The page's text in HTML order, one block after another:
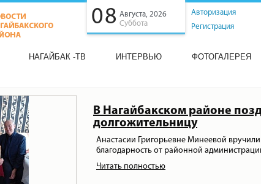
08 Августа, 2026
Суббота
Авторизация
Регистрация
НАГАЙБАК -ТВ ИНТЕРВЬЮ ФОТОГАЛЕРЕЯ
В Нагайбакском районе
долгожительницу
Анастасии Григорьевне Минеевой вручили
благодарность от районной
Читать полностью